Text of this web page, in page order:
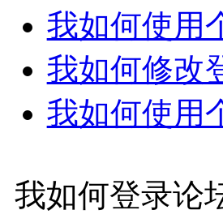
我如何使用
我如何修改
我如何使用
我如何登录论